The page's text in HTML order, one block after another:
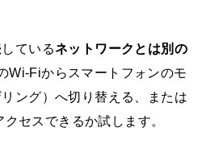
ているネットワークとは別の
Wi-Fiからスマートフォンのモ
ング）へ切り替える、または
セスできるか試します。